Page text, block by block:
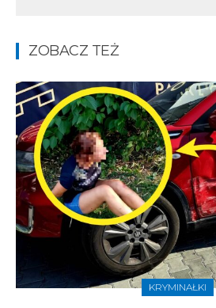
ZOBACZ TEŻ
KRYMINAŁKI